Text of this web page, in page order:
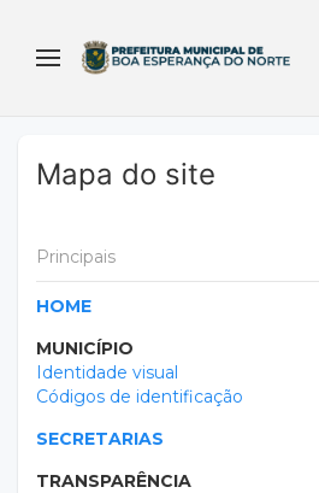
Mapa do site
Principais
HOME
MUNICÍPIO
Identidade visual
Códigos de identificação
SECRETARIAS
TRANSPARÊNCIA